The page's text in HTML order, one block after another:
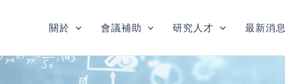
關於 會議補助 研究人才 最新消息